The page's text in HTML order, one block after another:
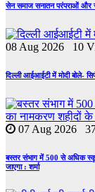
सेन समाज सनातन परंपराओं और
08 Aug 2026 10
दिल्ली आईआईटी में मोदी बोले-
07 Aug 2026
बस्तर संभाग में 500 से अधिक
जाएगा : शर्मा